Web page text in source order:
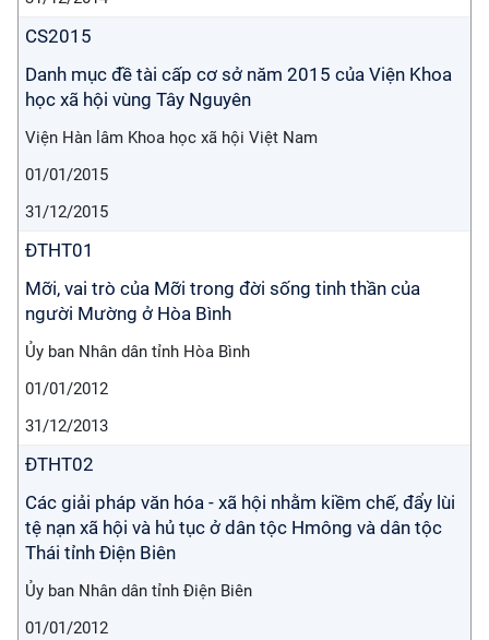
CS2015
Danh mục đề tài cấp cơ sở năm 2015 của Viện Khoa
học xã hội vùng Tây Nguyên
Viện Hàn lâm Khoa học xã hội Việt Nam
01/01/2015
31/12/2015
ĐTHT01
Mỡi, vai trò của Mỡi trong đời sống tinh thần của
người Mường ở Hòa Bình
Ủy ban Nhân dân tỉnh Hòa Bình
01/01/2012
31/12/2013
ĐTHT02
Các giải pháp văn hóa - xã hội nhằm kiềm chế, đẩy lùi
tệ nạn xã hội và hủ tục ở dân tộc Hmông và dân tộc
Thái tỉnh Điện Biên
Ủy ban Nhân dân tỉnh Điện Biên
01/01/2012